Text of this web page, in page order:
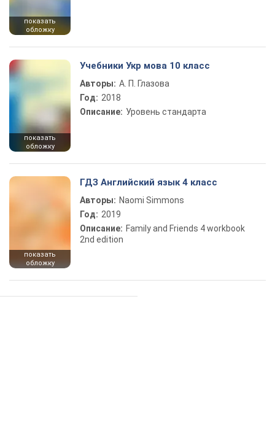
показать
обложку
показать
обложку
Учебники Укр мова 10 класс
Авторы: А. П. Глазова
Год: 2018
Описание: Уровень стандарта
показать
обложку
ГДЗ Английский язык 4 класс
Авторы: Naomi Simmons
Год: 2019
Описание: Family and Friends 4 workbook
2nd edition